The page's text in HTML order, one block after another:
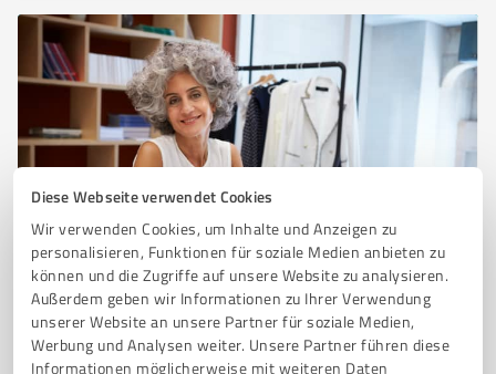
Diese Webseite verwendet Cookies
Wir verwenden Cookies, um Inhalte und Anzeigen zu
personalisieren, Funktionen für soziale Medien anbieten zu
können und die Zugriffe auf unsere Website zu analysieren.
Außerdem geben wir Informationen zu Ihrer Verwendung
unserer Website an unsere Partner für soziale Medien,
Werbung und Analysen weiter. Unsere Partner führen diese
Informationen möglicherweise mit weiteren Daten
Sie möchten auch hier gelistet werden?
Registrieren Sie sich jetzt und werden Sie ein von
Kunden empfohlener ProvenExpert!